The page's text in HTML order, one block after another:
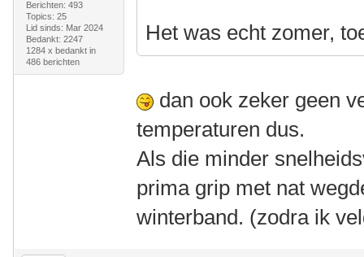
Berichten: 493
Topics: 25
Lid sinds: Mar 2024
Bedankt: 2247
1284 x bedankt in
486 berichten
Het was echt zomer,
dan ook zeker geen
temperaturen dus.
Als die minder
prima grip met nat
winterband. (zodra ik